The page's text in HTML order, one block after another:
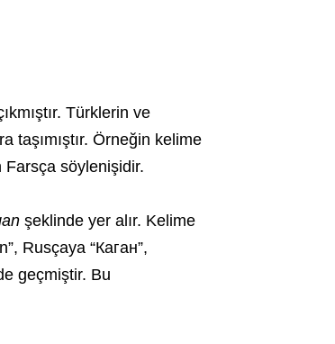
Türklerin ve
taşımıştır. Örneğin kelime
söylenişidir.
şeklinde yer alır. Kelime
Rusçaya “Каган”,
geçmiştir. Bu